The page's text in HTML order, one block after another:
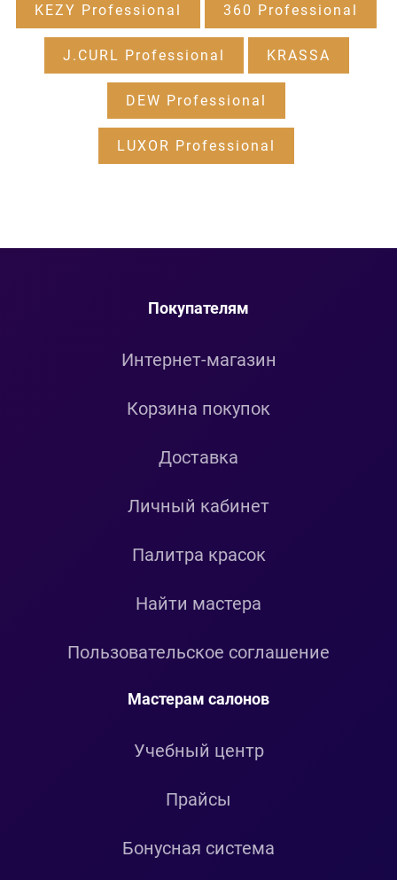
KEZY Professional 360 Professional
J.CURL Professional KRASSA
DEW Professional
LUXOR Professional
Покупателям
Интернет-магазин
Корзина покупок
Доставка
Личный кабинет
Палитра красок
Найти мастера
Пользовательское соглашение
Мастерам салонов
Учебный центр
Прайсы
Бонусная система